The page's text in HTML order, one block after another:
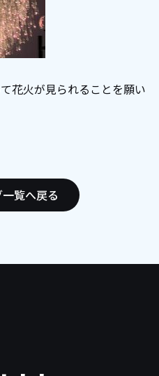
花火が見られることを願い
覧へ戻る